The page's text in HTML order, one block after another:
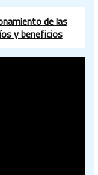
de las
y beneficios